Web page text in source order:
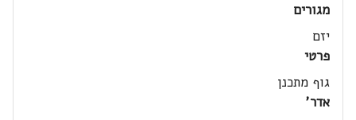
מגורים
יזם
פרטי
גוף מתכנן
אדר'